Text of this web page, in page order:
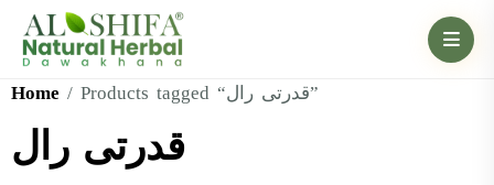
Home / Products tagged “قدرتی رال”
قدرتی رال